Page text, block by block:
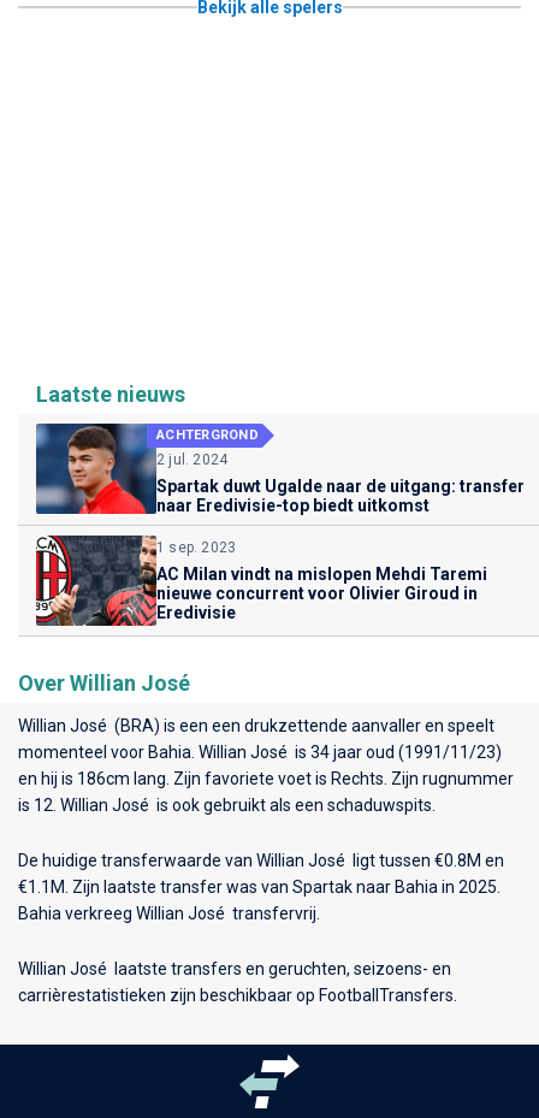
Bekijk alle spelers
Laatste nieuws
ACHTERGROND
2 jul. 2024
Spartak duwt Ugalde naar de uitgang: transfer
naar Eredivisie-top biedt uitkomst
1 sep. 2023
AC Milan vindt na mislopen Mehdi Taremi
nieuwe concurrent voor Olivier Giroud in
Eredivisie
Over Willian José
Willian José (BRA) is een een drukzettende aanvaller en speelt
momenteel voor Bahia . Willian José is 34 jaar oud (1991/11/23)
en hij is 186cm lang. Zijn favoriete voet is Rechts. Zijn rugnummer
is 12. Willian José is ook gebruikt als een schaduwspits.
De huidige transferwaarde van Willian José ligt tussen €0.8M en
€1.1M. Zijn laatste transfer was van Spartak naar Bahia in 2025.
Bahia verkreeg Willian José transfervrij.
Willian José laatste transfers en geruchten, seizoens- en
carrièrestatistieken zijn beschikbaar op FootballTransfers.